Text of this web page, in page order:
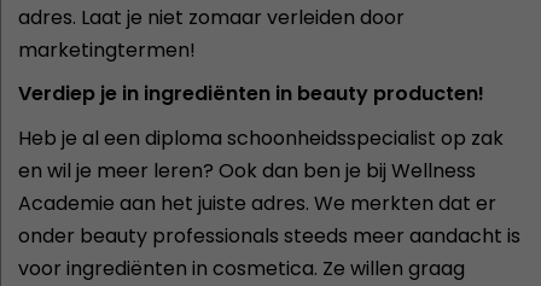
adres. Laat je niet zomaar verleiden door
marketingtermen!
Verdiep je in ingrediënten in beauty producten!
Heb je al een diploma schoonheidsspecialist op zak
en wil je meer leren? Ook dan ben je bij Wellness
Academie aan het juiste adres. We merkten dat er
onder beauty professionals steeds meer aandacht is
voor ingrediënten in cosmetica. Ze willen graag